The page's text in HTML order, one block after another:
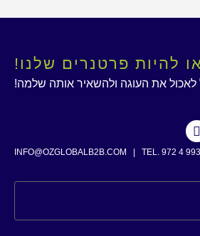
להיות פרטנרים שלנו!
לאכול את העוגה ולהשאיר אותה שלמה!
INFO@OZGLOBALB2B.COM | TEL. 972 4